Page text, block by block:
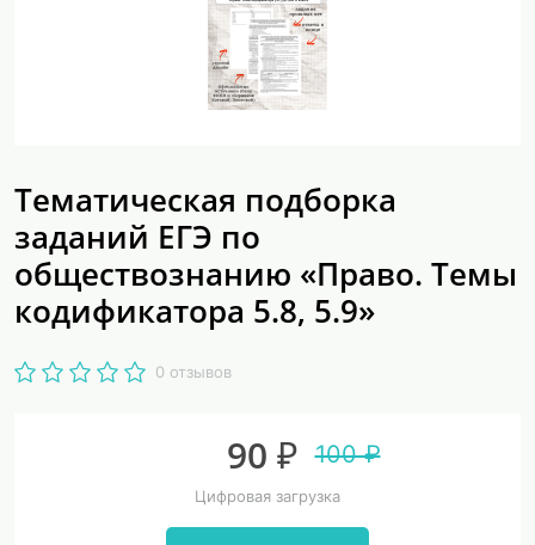
Тематическая подборка
заданий ЕГЭ по
обществознанию «Право. Темы
кодификатора 5.8, 5.9»
0 отзывов
90 ₽ 100 ₽
Цифровая загрузка